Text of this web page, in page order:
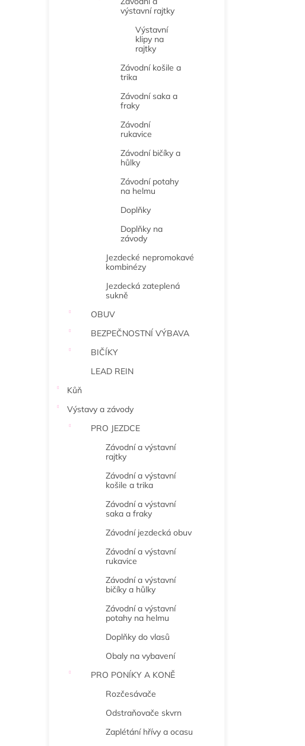
výstavní rajtky
Výstavní
klipy na
rajtky
Závodní košile a
trika
Závodní saka a
fraky
Závodní
rukavice
Závodní bičíky a
hůlky
Závodní potahy
na helmu
Doplňky
Doplňky na
závody
Jezdecké nepromokavé
kombinézy
Jezdecká zateplená
sukně
OBUV
BEZPEČNOSTNÍ VÝBAVA
BIČÍKY
LEAD REIN
Kůň
Výstavy a závody
PRO JEZDCE
Závodní a výstavní
rajtky
Závodní a výstavní
košile a trika
Závodní a výstavní
saka a fraky
Závodní jezdecká obuv
Závodní a výstavní
rukavice
Závodní a výstavní
bičíky a hůlky
Závodní a výstavní
potahy na helmu
Doplňky do vlasů
Obaly na vybavení
PRO PONÍKY A KONĚ
Rozčesávače
Odstraňovače skvrn
Zaplétání hřívy a ocasu